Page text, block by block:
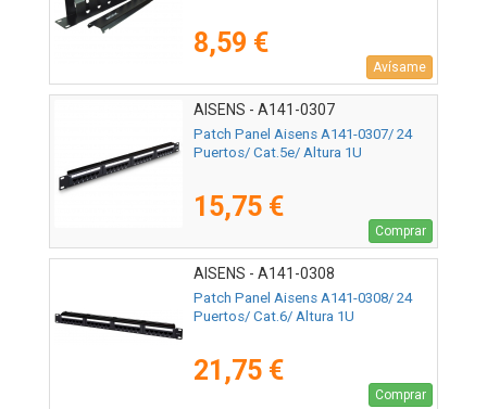
8,59 €
Avísame
AISENS - A141-0307
Patch Panel Aisens A141-0307/ 24
Puertos/ Cat.5e/ Altura 1U
15,75 €
Comprar
AISENS - A141-0308
Patch Panel Aisens A141-0308/ 24
Puertos/ Cat.6/ Altura 1U
21,75 €
Comprar